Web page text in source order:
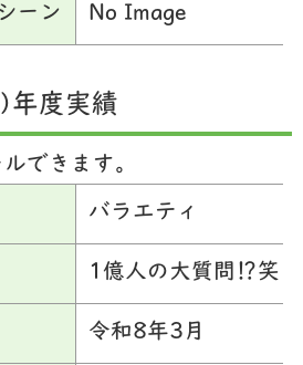
ーン No Image
度実績
できます。
バラエティ
1億人の大質問⁉笑
令和8年3月